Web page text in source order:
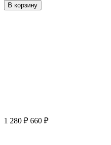
В корзину
1 280 ₽ 660 ₽